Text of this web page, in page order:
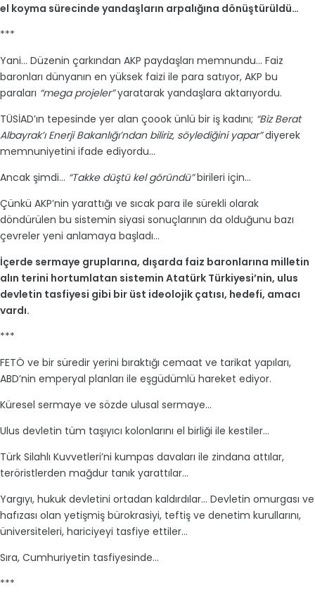
el koyma sürecinde yandaşların arpalığına dönüştürüldü…
***
Yani… Düzenin çarkından AKP paydaşları memnundu… Faiz
baronları dünyanın en yüksek faizi ile para satıyor, AKP bu
paraları “mega projeler”yaratarak yandaşlara aktarıyordu.
TÜSİAD’ın tepesinde yer alan çoook ünlü bir iş kadını; “Biz Berat
Albayrak’ı Enerji Bakanlığı’ndan biliriz, söylediğini yapar”diyerek
memnuniyetini ifade ediyordu…
Ancak şimdi… “Takke düştü kel göründü”birileri için…
Çünkü AKP’nin yarattığı ve sıcak para ile sürekli olarak
döndürülen bu sistemin siyasi sonuçlarının da olduğunu bazı
çevreler yeni anlamaya başladı…
İçerde sermaye gruplarına, dışarda faiz baronlarına milletin
alın terini hortumlatan sistemin Atatürk Türkiyesi’nin, ulus
devletin tasfiyesi gibi bir üst ideolojik çatısı, hedefi, amacı
vardı.
***
FETÖ ve bir süredir yerini bıraktığı cemaat ve tarikat yapıları,
ABD’nin emperyal planları ile eşgüdümlü hareket ediyor.
Küresel sermaye ve sözde ulusal sermaye…
Ulus devletin tüm taşıyıcı kolonlarını el birliği ile kestiler…
Türk Silahlı Kuvvetleri’ni kumpas davaları ile zindana attılar,
teröristlerden mağdur tanık yarattılar…
Yargıyı, hukuk devletini ortadan kaldırdılar… Devletin omurgası ve
hafızası olan yetişmiş bürokrasiyi, teftiş ve denetim kurullarını,
üniversiteleri, hariciyeyi tasfiye ettiler…
Sıra, Cumhuriyetin tasfiyesinde…
***